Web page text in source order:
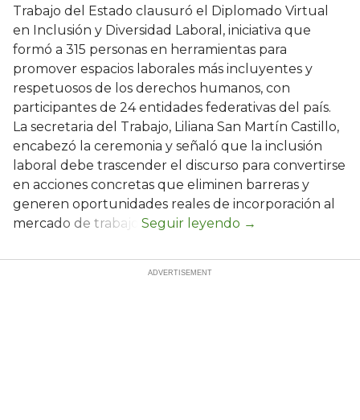
Trabajo del Estado clausuró el Diplomado Virtual
en Inclusión y Diversidad Laboral, iniciativa que
formó a 315 personas en herramientas para
promover espacios laborales más incluyentes y
respetuosos de los derechos humanos, con
participantes de 24 entidades federativas del país.
La secretaria del Trabajo, Liliana San Martín Castillo,
encabezó la ceremonia y señaló que la inclusión
laboral debe trascender el discurso para convertirse
en acciones concretas que eliminen barreras y
generen oportunidades reales de incorporación al
mercado de trabajo.